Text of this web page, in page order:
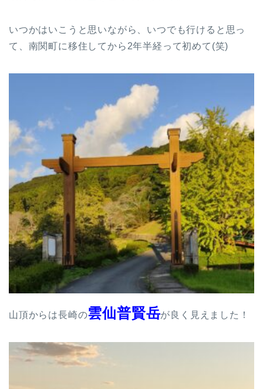
いつかはいこうと思いながら、いつでも行けると思っ
て、南関町に移住してから2年半経って初めて(笑)
山頂からは長崎の雲仙普賢岳が良く見えました！